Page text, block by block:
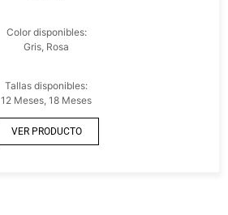
Color disponibles:
Gris, Rosa
Tallas disponibles:
12 Meses, 18 Meses
VER PRODUCTO